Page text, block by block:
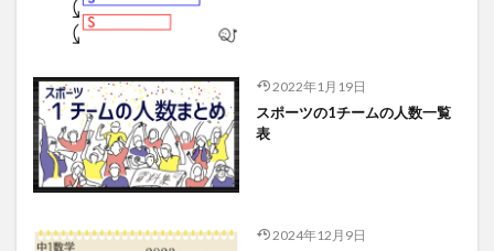
2022年1月19日
スポーツの1チームの人数一覧
表
2024年12月9日